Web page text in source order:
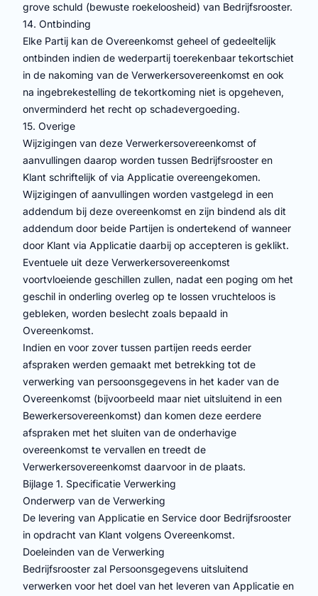
grove schuld (bewuste roekeloosheid) van Bedrijfsrooster.
14. Ontbinding
Elke Partij kan de Overeenkomst geheel of gedeeltelijk
ontbinden indien de wederpartij toerekenbaar tekortschiet
in de nakoming van de Verwerkersovereenkomst en ook
na ingebrekestelling de tekortkoming niet is opgeheven,
onverminderd het recht op schadevergoeding.
15. Overige
Wijzigingen van deze Verwerkersovereenkomst of
aanvullingen daarop worden tussen Bedrijfsrooster en
Klant schriftelijk of via Applicatie overeengekomen.
Wijzigingen of aanvullingen worden vastgelegd in een
addendum bij deze overeenkomst en zijn bindend als dit
addendum door beide Partijen is ondertekend of wanneer
door Klant via Applicatie daarbij op accepteren is geklikt.
Eventuele uit deze Verwerkersovereenkomst
voortvloeiende geschillen zullen, nadat een poging om het
geschil in onderling overleg op te lossen vruchteloos is
gebleken, worden beslecht zoals bepaald in
Overeenkomst.
Indien en voor zover tussen partijen reeds eerder
afspraken werden gemaakt met betrekking tot de
verwerking van persoonsgegevens in het kader van de
Overeenkomst (bijvoorbeeld maar niet uitsluitend in een
Bewerkersovereenkomst) dan komen deze eerdere
afspraken met het sluiten van de onderhavige
overeenkomst te vervallen en treedt de
Verwerkersovereenkomst daarvoor in de plaats.
Bijlage 1. Specificatie Verwerking
Onderwerp van de Verwerking
De levering van Applicatie en Service door Bedrijfsrooster
in opdracht van Klant volgens Overeenkomst.
Doeleinden van de Verwerking
Bedrijfsrooster zal Persoonsgegevens uitsluitend
verwerken voor het doel van het leveren van Applicatie en